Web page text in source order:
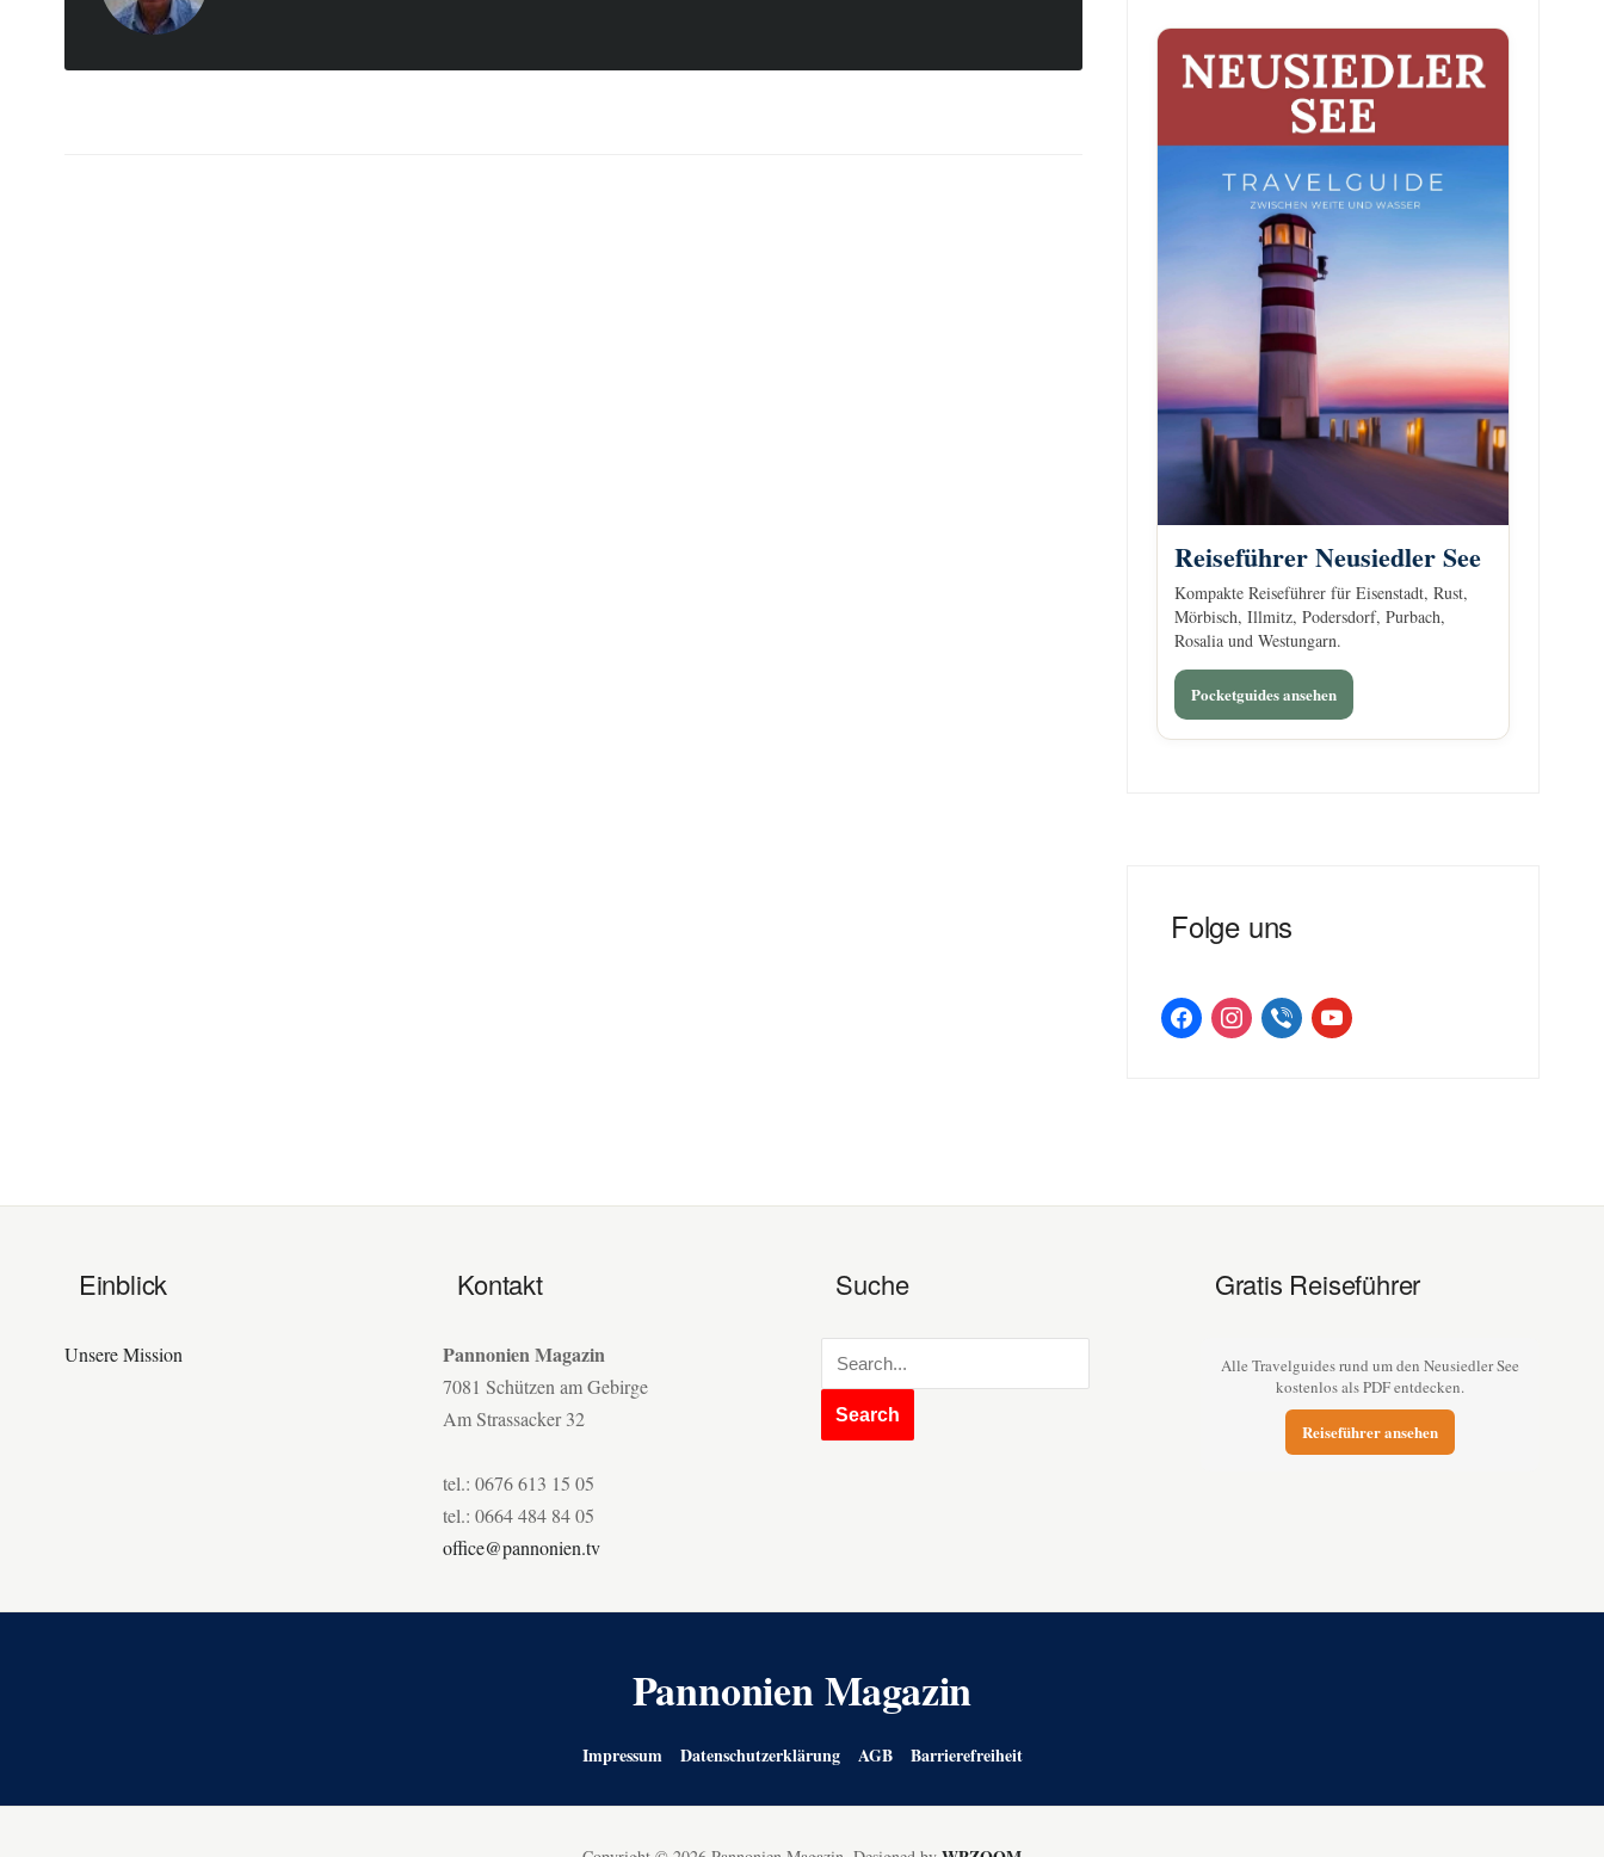
Reiseführer Neusiedler See
Kompakte Reiseführer für Eisenstadt, Rust,
Mörbisch, Illmitz, Podersdorf, Purbach,
Rosalia und Westungarn.
Pocketguides ansehen
Folge uns
facebookinstagramviber youtube
Einblick
Unsere Mission
Kontakt
Pannonien Magazin
7081 Schützen am Gebirge
Am Strassacker 32
tel.: 0676 613 15 05
tel.: 0664 484 84 05
office@pannonien.tv
Suche Gratis Reiseführer
Alle Travelguides rund um den Neusiedler See
kostenlos als PDF entdecken.
Reiseführer ansehen
Pannonien Magazin
Impressum Datenschutzerklärung AGB Barrierefreiheit